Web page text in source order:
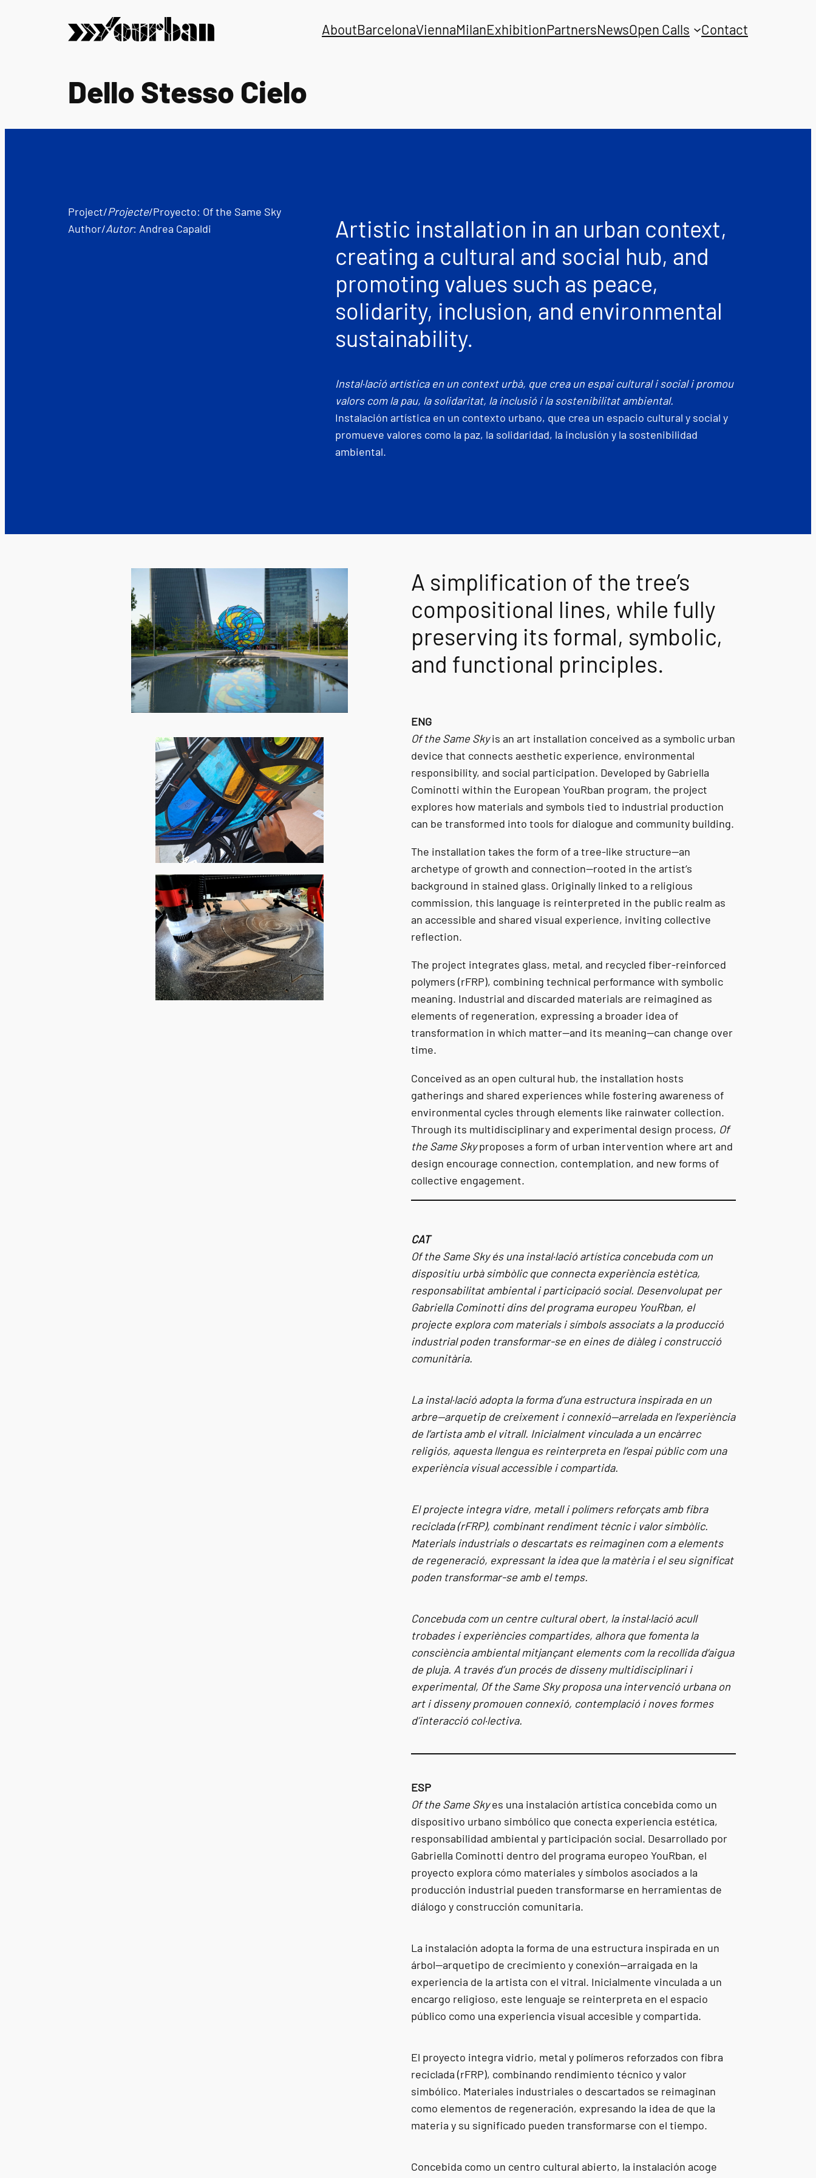
AboutBarcelonaViennaMilanExhibitionPartnersNewsOpen Calls Contact
Dello Stesso Cielo
Project/Projecte/Proyecto: Of the Same Sky
Author/Autor: Andrea Capaldi
Artistic installation in an urban context,
creating a cultural and social hub, and
promoting values such as peace,
solidarity, inclusion, and environmental
sustainability.
Instal·lació artística en un context urbà, que crea un espai cultural i social i promou
valors com la pau, la solidaritat, la inclusió i la sostenibilitat ambiental.
Instalación artística en un contexto urbano, que crea un espacio cultural y social y
promueve valores como la paz, la solidaridad, la inclusión y la sostenibilidad
ambiental.
A simplification of the tree’s
compositional lines, while fully
preserving its formal, symbolic,
and functional principles.
ENG
Of the Same Skyis an art installation conceived as a symbolic urban
device that connects aesthetic experience, environmental
responsibility, and social participation. Developed by Gabriella
Cominotti within the European YouRban program, the project
explores how materials and symbols tied to industrial production
can be transformed into tools for dialogue and community building.
The installation takes the form of a tree-like structure—an
archetype of growth and connection—rooted in the artist’s
background in stained glass. Originally linked to a religious
commission, this language is reinterpreted in the public realm as
an accessible and shared visual experience, inviting collective
reflection.
The project integrates glass, metal, and recycled fiber-reinforced
polymers (rFRP), combining technical performance with symbolic
meaning. Industrial and discarded materials are reimagined as
elements of regeneration, expressing a broader idea of
transformation in which matter—and its meaning—can change over
time.
Conceived as an open cultural hub, the installation hosts
gatherings and shared experiences while fostering awareness of
environmental cycles through elements like rainwater collection.
Through its multidisciplinary and experimental design process, Of
the Same Skyproposes a form of urban intervention where art and
design encourage connection, contemplation, and new forms of
collective engagement.
CAT
Of the Same Sky és una instal·lació artística concebuda com un
dispositiu urbà simbòlic que connecta experiència estètica,
responsabilitat ambiental i participació social. Desenvolupat per
Gabriella Cominotti dins del programa europeu YouRban, el
projecte explora com materials i símbols associats a la producció
industrial poden transformar-se en eines de diàleg i construcció
comunitària.
La instal·lació adopta la forma d’una estructura inspirada en un
arbre—arquetip de creixement i connexió—arrelada en l’experiència
de l’artista amb el vitrall. Inicialment vinculada a un encàrrec
religiós, aquesta llengua es reinterpreta en l’espai públic com una
experiència visual accessible i compartida.
El projecte integra vidre, metall i polímers reforçats amb fibra
reciclada (rFRP), combinant rendiment tècnic i valor simbòlic.
Materials industrials o descartats es reimaginen com a elements
de regeneració, expressant la idea que la matèria i el seu significat
poden transformar-se amb el temps.
Concebuda com un centre cultural obert, la instal·lació acull
trobades i experiències compartides, alhora que fomenta la
consciència ambiental mitjançant elements com la recollida d’aigua
de pluja. A través d’un procés de disseny multidisciplinari i
experimental, Of the Same Sky proposa una intervenció urbana on
art i disseny promouen connexió, contemplació i noves formes
d’interacció col·lectiva.
ESP
Of the Same Skyes una instalación artística concebida como un
dispositivo urbano simbólico que conecta experiencia estética,
responsabilidad ambiental y participación social. Desarrollado por
Gabriella Cominotti dentro del programa europeo YouRban, el
proyecto explora cómo materiales y símbolos asociados a la
producción industrial pueden transformarse en herramientas de
diálogo y construcción comunitaria.
La instalación adopta la forma de una estructura inspirada en un
árbol—arquetipo de crecimiento y conexión—arraigada en la
experiencia de la artista con el vitral. Inicialmente vinculada a un
encargo religioso, este lenguaje se reinterpreta en el espacio
público como una experiencia visual accesible y compartida.
El proyecto integra vidrio, metal y polímeros reforzados con fibra
reciclada (rFRP), combinando rendimiento técnico y valor
simbólico. Materiales industriales o descartados se reimaginan
como elementos de regeneración, expresando la idea de que la
materia y su significado pueden transformarse con el tiempo.
Concebida como un centro cultural abierto, la instalación acoge